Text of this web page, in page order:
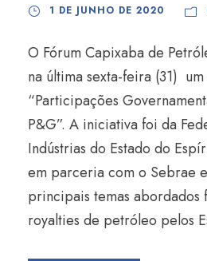
1 DE JUNHO DE 2020
O Fórum Capixaba de
na última sexta-feira (31)
“Participações
P&G”. A iniciativa foi da
Indústrias do Estado do
em parceria com o Sebrae
principais temas abordados
royalties de petróleo pelos